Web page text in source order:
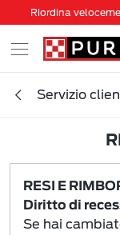
Riordina
Tanti
Servizio
RESI E
Diritto di
Se hai